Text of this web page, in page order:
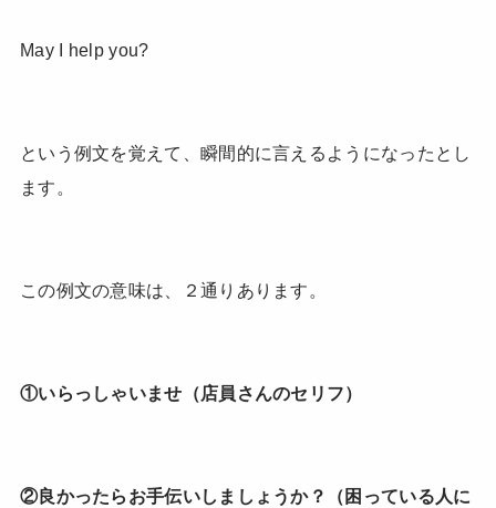
May I help you?
という例文を覚えて、瞬間的に言えるようになったとし
ます。
この例文の意味は、２通りあります。
①いらっしゃいませ（店員さんのセリフ）
②良かったらお手伝いしましょうか？（困っている人に